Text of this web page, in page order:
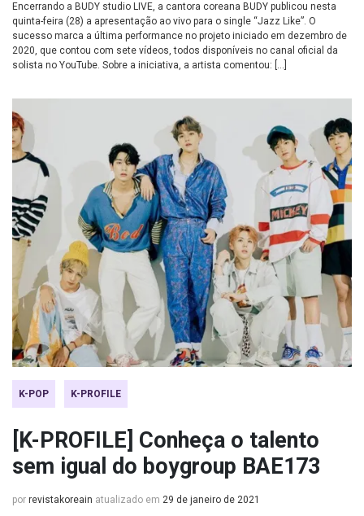
Encerrando a BUDY studio LIVE, a cantora coreana BUDY publicou nesta
quinta-feira (28) a apresentação ao vivo para o single “Jazz Like”. O
sucesso marca a última performance no projeto iniciado em dezembro de
2020, que contou com sete vídeos, todos disponíveis no canal oficial da
solista no YouTube. Sobre a iniciativa, a artista comentou: […]
K-POP K-PROFILE
[K-PROFILE] Conheça o talento
sem igual do boygroup BAE173
por revistakoreain atualizado em 29 de janeiro de 2021